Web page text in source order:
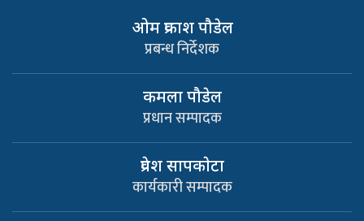
ओम प्रकाश पौडेल
प्रबन्ध निर्देशक
कमला पौडेल
प्रधान सम्पादक
प्रवेश सापकाेटा
कार्यकारी सम्पादक